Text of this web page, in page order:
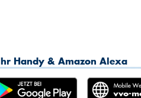
Handy & Amazon Alexa